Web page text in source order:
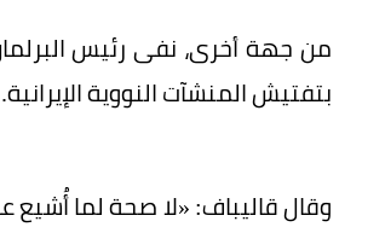
من جهة أخرى، نفى رئيس البرلمان
بتفتيش المنشآت النووية الإيرانية.
وقال قاليباف: «لا صحة لما أُشيع